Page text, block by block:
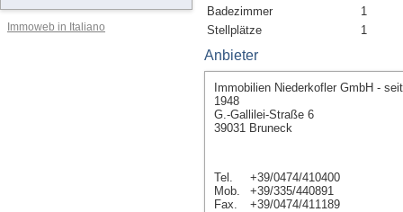
Immoweb in Italiano
Badezimmer
1
Stellplätze
1
Anbieter
Immobilien Niederkofler GmbH - seit
1948
G.-Gallilei-Straße 6
39031 Bruneck
Tel.
+39/0474/410400
Mob.
+39/335/440891
Fax.
+39/0474/411189